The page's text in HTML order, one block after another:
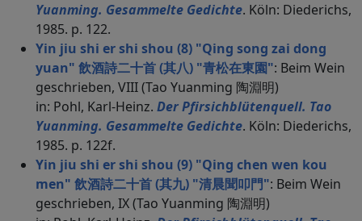
Yuanming. Gesammelte Gedichte. Köln: Diederichs,
1985. p. 122.
Yin jiu shi er shi shou (8) "Qing song zai dong
yuan" 飲酒詩二十首 (其八) "青松在東園": Beim Wein
geschrieben, VIII (Tao Yuanming 陶淵明)
in: Pohl, Karl-Heinz. Der Pfirsichblütenquell. Tao
Yuanming. Gesammelte Gedichte. Köln: Diederichs,
1985. p. 122f.
Yin jiu shi er shi shou (9) "Qing chen wen kou
men" 飲酒詩二十首 (其九) "清晨聞叩門": Beim Wein
geschrieben, IX (Tao Yuanming 陶淵明)